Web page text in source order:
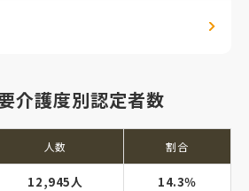
介護度別認定者数
人数 割合
12,945人 14.3％